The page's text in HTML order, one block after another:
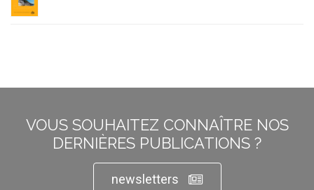
VOUS SOUHAITEZ CONNAÎTRE NOS
DERNIÈRES PUBLICATIONS ?
newsletters